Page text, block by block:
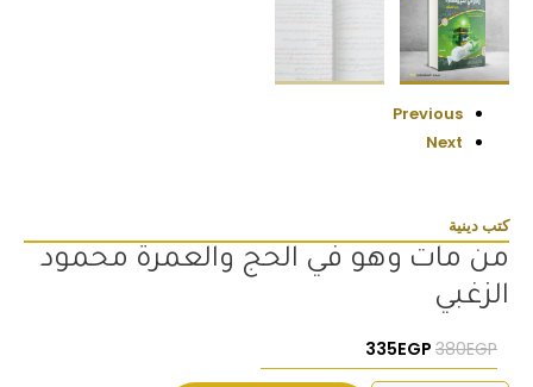
Previous
Next
كتب دينية
من مات وهو في الحج والعمرة محمود
الزغبي
380EGP السعر الأصلي هو: 380EGP.
335EGP